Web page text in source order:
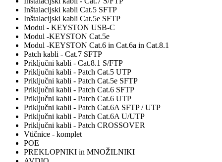
Inštalacijski kabli Cat.5 SFTP
Inštalacijski kabli Cat.5e SFTP
Modul - KEYSTON USB-C
Modul -KEYSTON Cat.5e
Modul -KEYSTON Cat.6 in Cat.6a in Cat.8.1
Patch kabli - Cat.7 SFTP
Priključni kabli - Cat.8.1 S/FTP
Priključni kabli - Patch Cat.5 UTP
Priključni kabli - Patch Cat.5e SFTP
Priključni kabli - Patch Cat.6 SFTP
Priključni kabli - Patch Cat.6 UTP
Priključni kabli - Patch Cat.6A SFTP / UTP
Priključni kabli - Patch Cat.6A U/UTP
Priključni kabli - Patch CROSSOVER
Vtičnice - komplet
POE
PREKLOPNIKI in MNOŽILNIKI